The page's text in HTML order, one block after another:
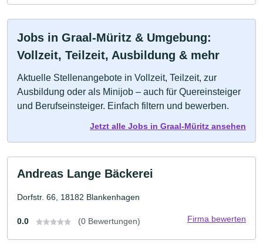
Jobs in Graal-Müritz & Umgebung:
Vollzeit, Teilzeit, Ausbildung & mehr
Aktuelle Stellenangebote in Vollzeit, Teilzeit, zur
Ausbildung oder als Minijob – auch für Quereinsteiger
und Berufseinsteiger. Einfach filtern und bewerben.
Jetzt alle Jobs in Graal-Müritz ansehen
Andreas Lange Bäckerei
Dorfstr. 66, 18182 Blankenhagen
0.0 (0 Bewertungen) Firma bewerten